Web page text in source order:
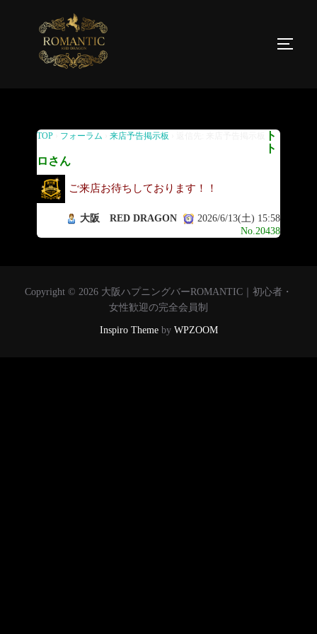
返信先: 来店予告掲示板
TOP フォーラム 来店予告掲示板
ト
ト
ロさん
ご来店お待ちしております！！
大阪 RED DRAGON
2026/6/13(土) 15:58
No.20438
Copyright © 2026 大阪ハプニングバーROMANTIC｜初心者・
女性歓迎の完全会員制
Inspiro Themeby WPZOOM